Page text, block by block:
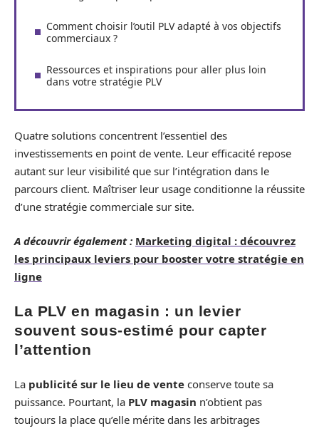
Comment choisir l’outil PLV adapté à vos objectifs
commerciaux ?
Ressources et inspirations pour aller plus loin
dans votre stratégie PLV
Quatre solutions concentrent l’essentiel des
investissements en point de vente. Leur efficacité repose
autant sur leur visibilité que sur l’intégration dans le
parcours client. Maîtriser leur usage conditionne la réussite
d’une stratégie commerciale sur site.
A découvrir également : Marketing digital : découvrez
les principaux leviers pour booster votre stratégie en
ligne
La PLV en magasin : un levier
souvent sous-estimé pour capter
l’attention
La publicité sur le lieu de vente conserve toute sa
puissance. Pourtant, la PLV magasin n’obtient pas
toujours la place qu’elle mérite dans les arbitrages